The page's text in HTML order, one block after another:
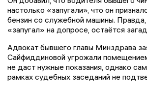
настолько «запугали», что он
бензин со служебной машины.
«запугал» на допросе, остаётся
Адвокат бывшего главы Минздрава
Сайфиддиновой угрожали
не даст нужные показания, однако
рамках судебных заседаний не